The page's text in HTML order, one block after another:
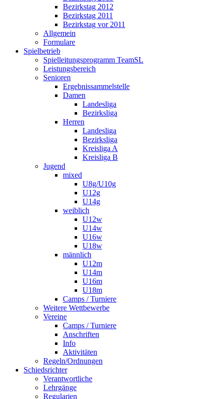
Bezirkstag 2012
Bezirkstag 2011
Bezirkstag vor 2011
Allgemein
Formulare
Spielbetrieb
Spielleitungsprogramm TeamSL
Leistungsbereich
Senioren
Ergebnissammelstelle
Damen
Landesliga
Bezirksliga
Herren
Landesliga
Bezirksliga
Kreisliga A
Kreisliga B
Jugend
mixed
U8g/U10g
U12g
U14g
weiblich
U12w
U14w
U16w
U18w
männlich
U12m
U14m
U16m
U18m
Camps / Turniere
Weitere Wettbewerbe
Vereine
Camps / Turniere
Anschriften
Info
Aktivitäten
Regeln/Ordnungen
Schiedsrichter
Verantwortliche
Lehrgänge
Regularien